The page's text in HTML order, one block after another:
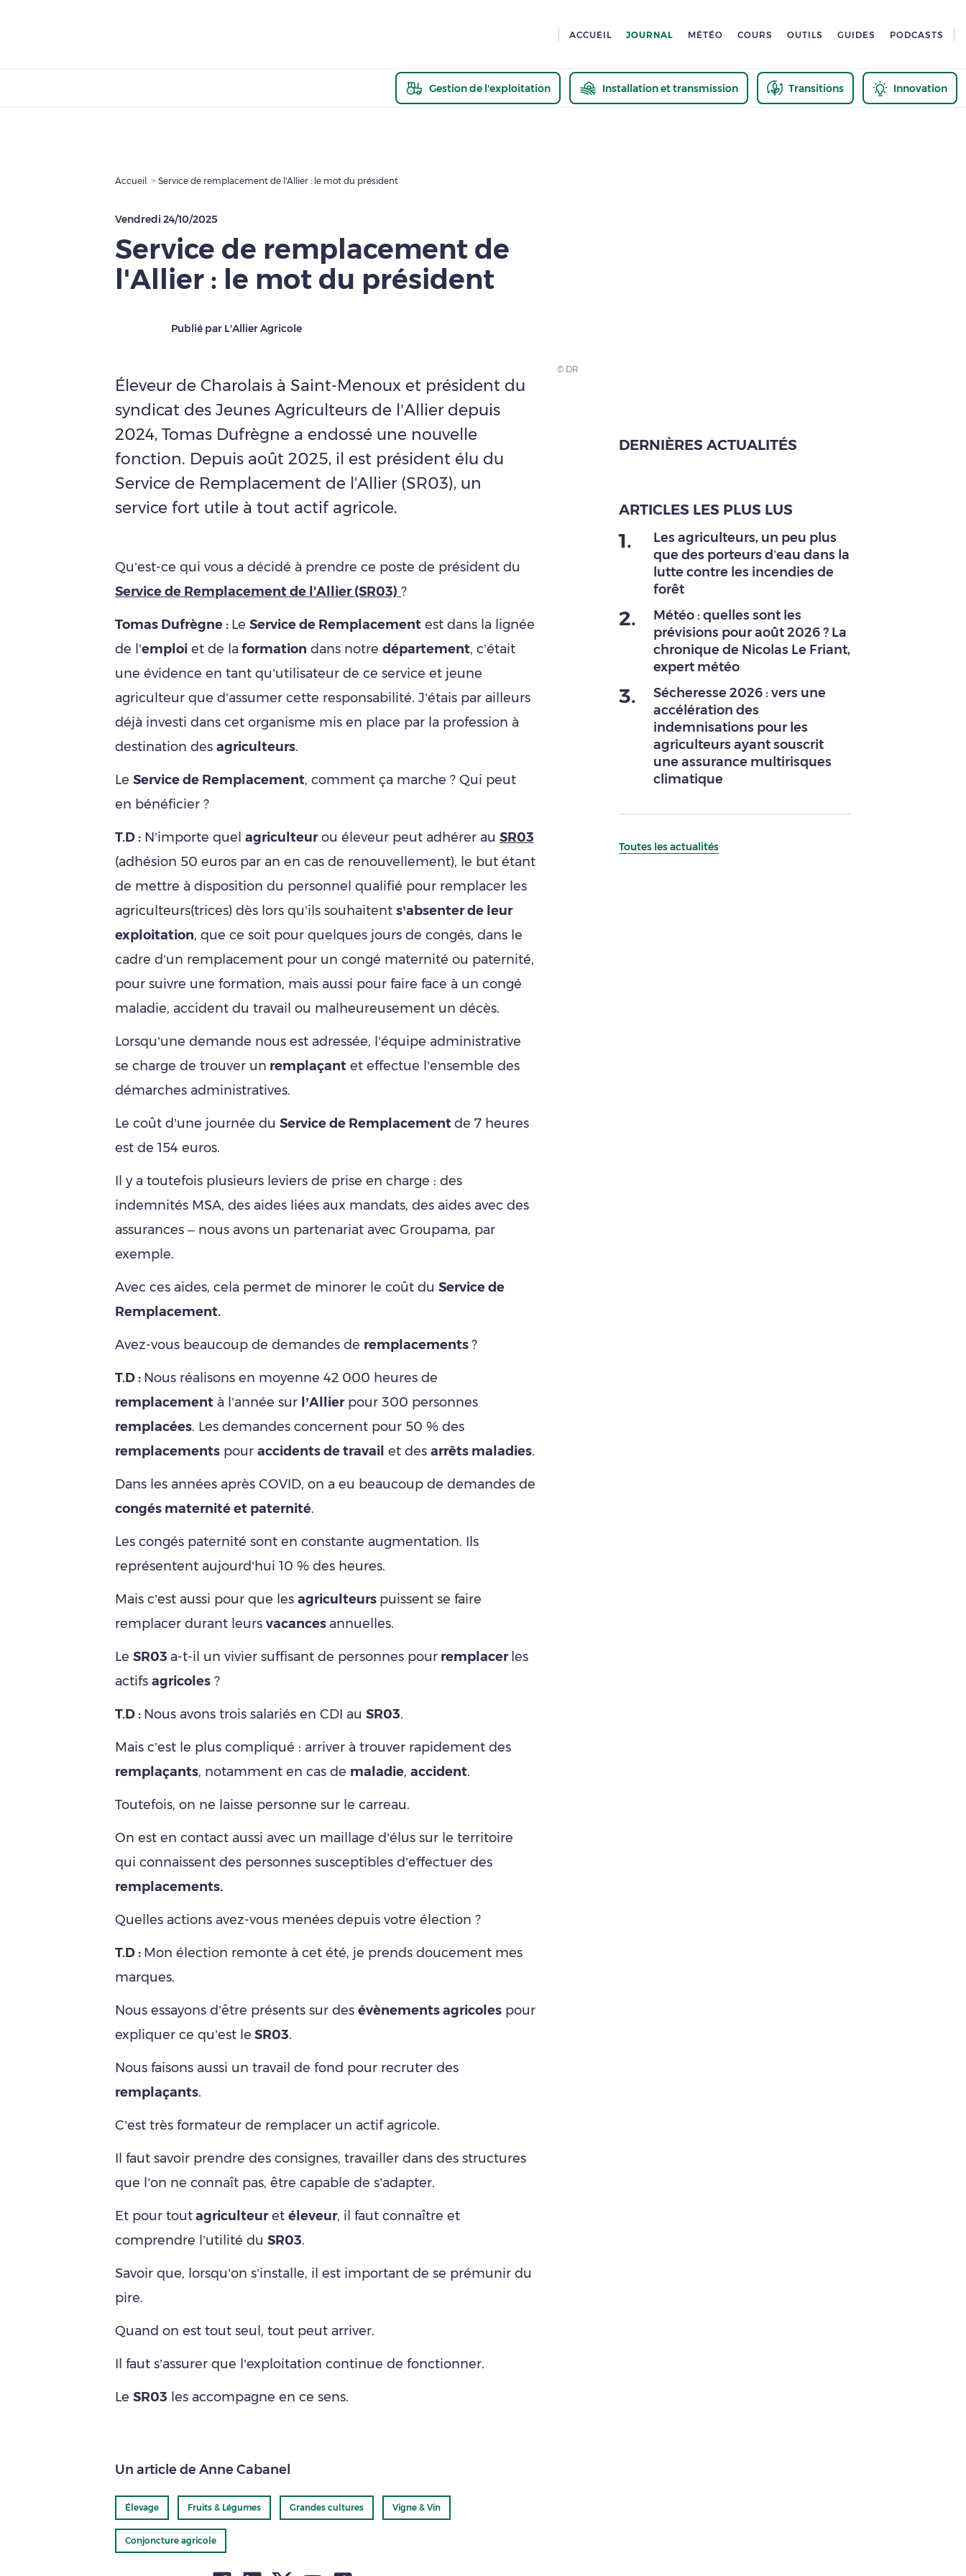
ACCUEIL JOURNAL MÉTÉO COURS OUTILS GUIDES PODCASTS
Gestion de l'exploitation Installation et transmission Transitions Innovation
Accueil Service de remplacement de l'Allier : le mot du président
Vendredi 24/10/2025
Service de remplacement de
l'Allier : le mot du président
Publié par L'Allier Agricole
Éleveur de Charolais à Saint-Menoux et président du
syndicat des Jeunes Agriculteurs de l’Allier depuis
2024, Tomas Dufrègne a endossé une nouvelle
fonction. Depuis août 2025, il est président élu du
Service de Remplacement de l'Allier (SR03), un
service fort utile à tout actif agricole.
Qu’est-ce qui vous a décidé à prendre ce poste de président du
Service de Remplacement de l'Allier (SR03) ?
Tomas Dufrègne : Le Service de Remplacement est dans la lignée
de l’emploi et de la formation dans notre département, c’était
une évidence en tant qu’utilisateur de ce service et jeune
agriculteur que d’assumer cette responsabilité. J’étais par ailleurs
déjà investi dans cet organisme mis en place par la profession à
destination des agriculteurs.
Le Service de Remplacement, comment ça marche ? Qui peut
en bénéficier ?
T.D : N’importe quel agriculteurou éleveur peut adhérer au SR03
(adhésion 50 euros par an en cas de renouvellement), le but étant
de mettre à disposition du personnel qualifié pour remplacer les
agriculteurs(trices) dès lors qu’ils souhaitent s’absenter de leur
exploitation, que ce soit pour quelques jours de congés, dans le
cadre d’un remplacement pour un congé maternité ou paternité,
pour suivre une formation, mais aussi pour faire face à un congé
maladie, accident du travail ou malheureusement un décès.
Lorsqu’une demande nous est adressée, l’équipe administrative
se charge de trouver un remplaçant et effectue l’ensemble des
démarches administratives.
Le coût d’une journée du Service de Remplacementde 7 heures
est de 154 euros.
Il y a toutefois plusieurs leviers de prise en charge : des
indemnités MSA, des aides liées aux mandats, des aides avec des
assurances – nous avons un partenariat avec Groupama, par
exemple.
Avec ces aides, cela permet de minorer le coût du Service de
Remplacement.
Avez-vous beaucoup de demandes de remplacements?
T.D : Nous réalisons en moyenne 42 000 heures de
remplacement à l’année sur l’Allierpour 300 personnes
remplacées. Les demandes concernent pour 50 % des
remplacements pour accidents de travail et des arrêts maladies.
Dans les années après COVID, on a eu beaucoup de demandes de
congés maternité et paternité.
Les congés paternité sont en constante augmentation. Ils
représentent aujourd’hui 10 % des heures.
Mais c’est aussi pour que les agriculteurs puissent se faire
remplacer durant leurs vacances annuelles.
Le SR03 a-t-il un vivier suffisant de personnes pour remplacer les
actifs agricoles ?
T.D : Nous avons trois salariés en CDI au SR03.
Mais c’est le plus compliqué : arriver à trouver rapidement des
remplaçants, notamment en cas de maladie, accident.
Toutefois, on ne laisse personne sur le carreau.
On est en contact aussi avec un maillage d’élus sur le territoire
qui connaissent des personnes susceptibles d’effectuer des
remplacements.
Quelles actions avez-vous menées depuis votre élection ?
T.D : Mon élection remonte à cet été, je prends doucement mes
marques.
Nous essayons d’être présents sur des évènements agricoles pour
expliquer ce qu’est le SR03.
Nous faisons aussi un travail de fond pour recruter des
remplaçants.
C’est très formateur de remplacer un actif agricole.
Il faut savoir prendre des consignes, travailler dans des structures
que l’on ne connaît pas, être capable de s’adapter.
Et pour toutagriculteuret éleveur, il faut connaître et
comprendre l’utilité du SR03.
Savoir que, lorsqu’on s’installe, il est important de se prémunir du
pire.
Quand on est tout seul, tout peut arriver.
Il faut s’assurer que l’exploitation continue de fonctionner.
Le SR03 les accompagne en ce sens.
Un article de Anne Cabanel
Élevage Fruits & Légumes Grandes cultures Vigne & Vin
Conjoncture agricole
© DR
DERNIÈRES ACTUALITÉS
ARTICLES LES PLUS LUS
1.
Les agriculteurs, un peu plus
que des porteurs d’eau dans la
lutte contre les incendies de
forêt
2.
Météo : quelles sont les
prévisions pour août 2026 ? La
chronique de Nicolas Le Friant,
expert météo
3.
Sécheresse 2026 : vers une
accélération des
indemnisations pour les
agriculteurs ayant souscrit
une assurance multirisques
climatique
Toutes les actualités